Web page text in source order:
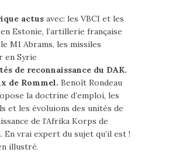
actus avec: les VBCI et les
Estonie, l’artillerie française
M1 Abrams, les missiles
en Syrie
de reconnaissance du DAK.
de Rommel. Benoît Rondeau
la doctrine d’emploi, les
et les évoluions des unités de
de l’Afrika Korps de
En vrai expert du sujet qu’il est !
illustré.